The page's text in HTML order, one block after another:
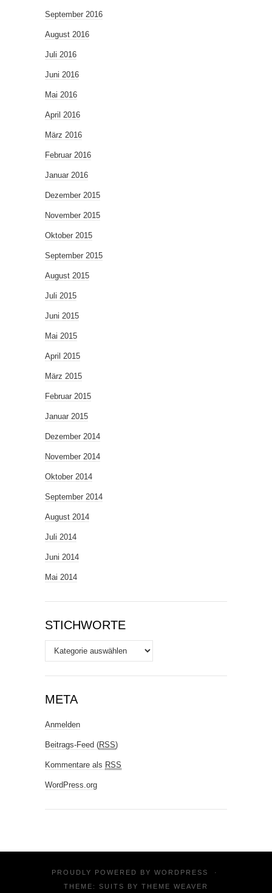
September 2016
August 2016
Juli 2016
Juni 2016
Mai 2016
April 2016
März 2016
Februar 2016
Januar 2016
Dezember 2015
November 2015
Oktober 2015
September 2015
August 2015
Juli 2015
Juni 2015
Mai 2015
April 2015
März 2015
Februar 2015
Januar 2015
Dezember 2014
November 2014
Oktober 2014
September 2014
August 2014
Juli 2014
Juni 2014
Mai 2014
STICHWORTE
Stichworte
META
Anmelden
Beitrags-Feed (RSS)
Kommentare als RSS
WordPress.org
PROUDLY POWERED BY WORDPRESS
·
THEME: SUITS BY THEME WEAVER